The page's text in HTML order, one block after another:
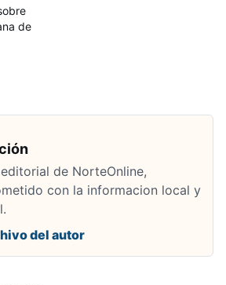
de
de NorteOnline,
con la informacion local y
del autor